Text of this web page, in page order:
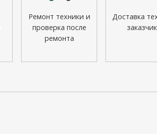
Ремонт техники и
проверка после
ремонта
Доставка